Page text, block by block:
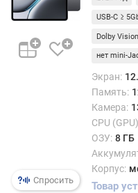
д
е
ш
е
з
Спросить
USB-C ≥
Dolby Vision
нет mini-
Экран:
Память:
Камера:
CPU
ОЗУ: 8 ГБ
Корпус:
Товар